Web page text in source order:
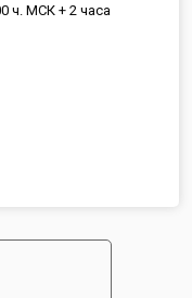
ч. МСК + 2 часа